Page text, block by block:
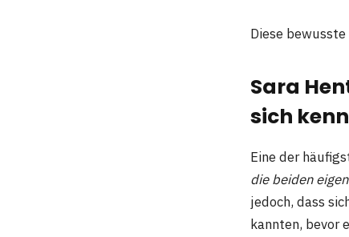
Diese
Sara
sich
Eine der
die beiden
jedoch, dass
kannten, bevor